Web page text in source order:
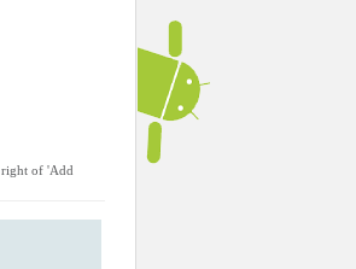
right of 'Add